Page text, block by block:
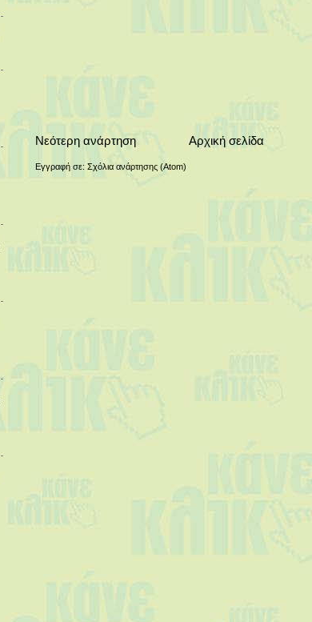
Νεότερη ανάρτηση Αρχική σελίδα
Εγγραφή σε: Σχόλια ανάρτησης (Atom)